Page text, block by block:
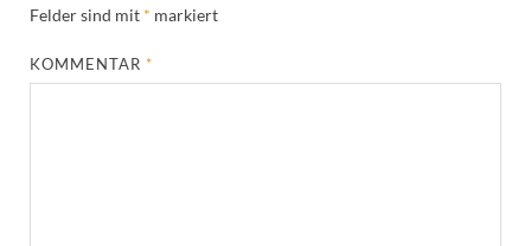
Felder sind mit * markiert
KOMMENTAR *